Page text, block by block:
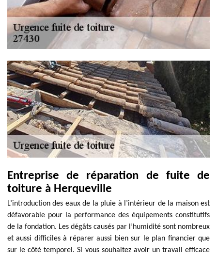
Entreprise de réparation de fuite de
toiture à Herqueville
L’introduction des eaux de la pluie à l’intérieur de la maison est
défavorable pour la performance des équipements constitutifs
de la fondation. Les dégâts causés par l’humidité sont nombreux
et aussi difficiles à réparer aussi bien sur le plan financier que
sur le côté temporel. Si vous souhaitez avoir un travail efficace